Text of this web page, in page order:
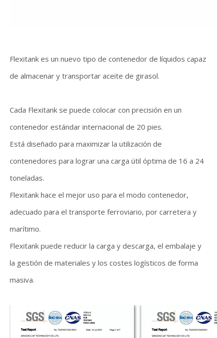
Flexitank es un nuevo tipo de contenedor de líquidos capaz
de almacenar y transportar aceite de girasol.
Cada Flexitank se puede colocar con precisión en un
contenedor estándar internacional de 20 pies.
Está diseñado para maximizar la utilización de
contenedores para lograr una carga útil óptima de 16 a 24
toneladas.
Flexitank hace el mejor uso para el modo contenedor,
adecuado para el transporte ferroviario, por carretera y
marítimo.
Flexitank puede reducir la carga y descarga, el embalaje y
la gestión de materiales y los costes logísticos de forma
masiva.